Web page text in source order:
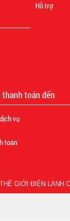
Hỗ trợ
toán đến
vụ
toán
GIỚI ĐIỆN LẠNH